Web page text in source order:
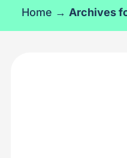
Home → Archives